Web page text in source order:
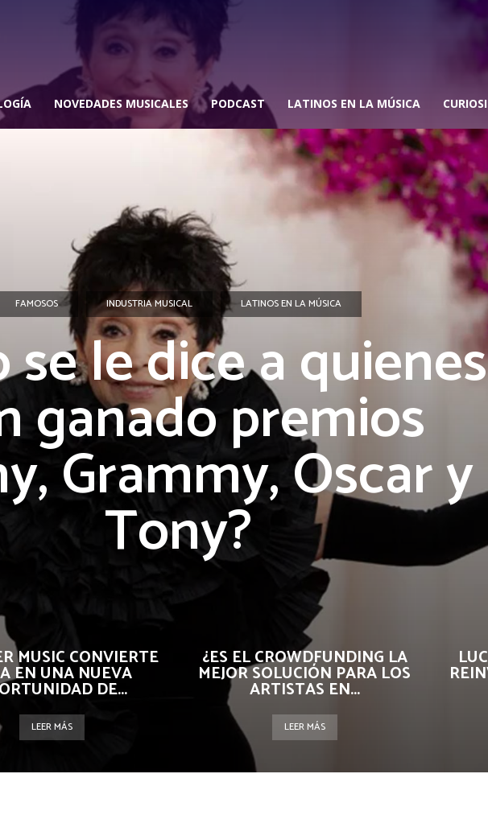
NOVEDADES MUSICALES PODCAST LATINOS EN LA MÚSICA
FAMOSOS INDUSTRIA MUSICAL LATINOS EN LA MÚSICA
se le dice a quienes
ganado premios
Grammy, Oscar y
Tony?
MUSIC CONVIERTE
EN UNA NUEVA
DE...
LEER MÁS
¿ES EL CROWDFUNDING LA
MEJOR SOLUCIÓN PARA LOS
ARTISTAS EN...
LEER MÁS